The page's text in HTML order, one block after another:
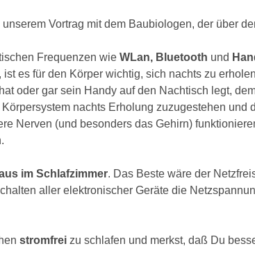
Vortrag mit dem Baubiologen, der über
Frequenzen wie WLan, Bluetooth und
es für den Körper wichtig, sich nachts zu
oder gar sein Handy auf den Nachtisch legt,
nachts Erholung zuzugestehen und
Nerven (und besonders das Gehirn)
im Schlafzimmer. Das Beste wäre der
aller elektronischer Geräte die
stromfrei zu schlafen und merkst, daß Du